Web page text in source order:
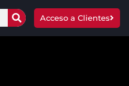
Acceso a Clientes